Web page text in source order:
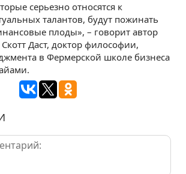
серьезно относятся к
талантов, будут пожинать
плоды», – говорит автор
Даст, доктор философии,
в Фермерской школе бизнеса